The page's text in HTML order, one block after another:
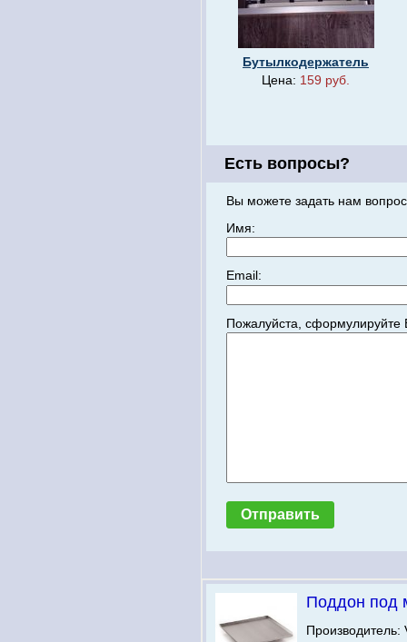
Бутылкодержатель
Цена: 159 руб.
Есть вопросы?
Вы можете задать нам
Имя:
Email:
Пожалуйста,
Поддон под
Производитель: